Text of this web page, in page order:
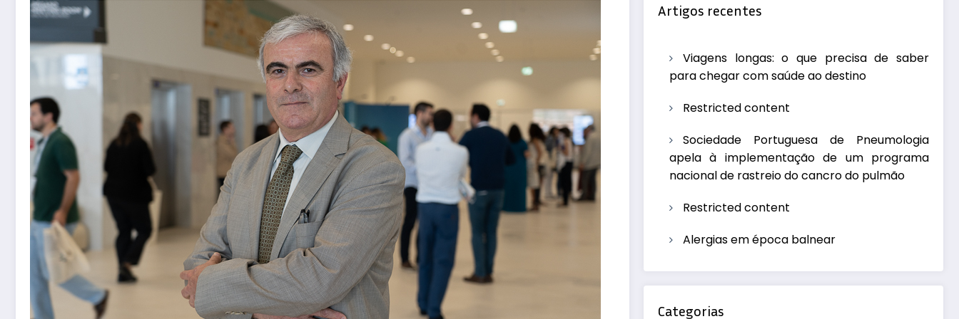
Artigos recentes
Viagens longas: o que precisa de saber
para chegar com saúde ao destino
Restricted content
Sociedade Portuguesa de Pneumologia
apela à implementação de um programa
nacional de rastreio do cancro do pulmão
Restricted content
Alergias em época balnear
Categorias